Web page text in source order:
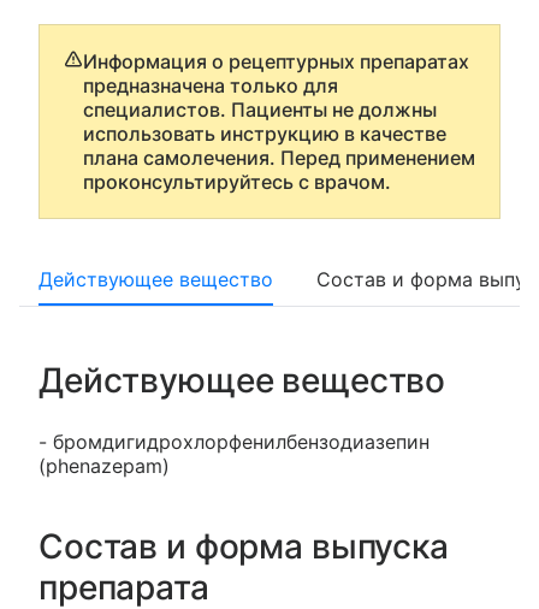
Информация о рецептурных препаратах
предназначена только для
специалистов. Пациенты не должны
использовать инструкцию в качестве
плана самолечения. Перед применением
проконсультируйтесь с врачом.
Действующее вещество Состав и форма
Действующее вещество
- бромдигидрохлорфенилбензодиазепин
(phenazepam)
Состав и форма выпуска
препарата